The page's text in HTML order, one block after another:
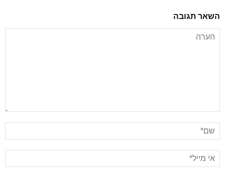
השאר תגובה